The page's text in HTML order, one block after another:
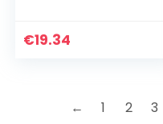
Elektrische Mixer
€19.34
← 1 2 3